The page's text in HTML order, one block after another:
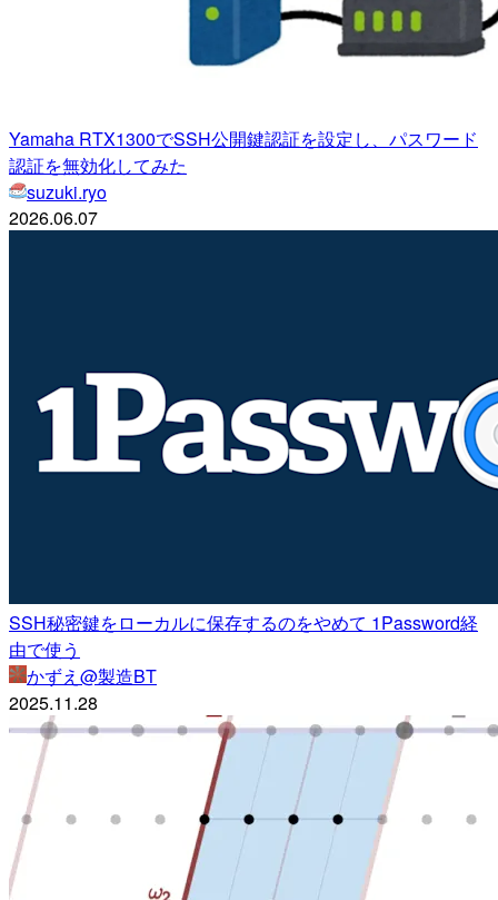
Yamaha RTX1300でSSH公開鍵認証を設定し、パスワード
認証を無効化してみた
suzuki.ryo
2026.06.07
SSH秘密鍵をローカルに保存するのをやめて 1Password経
由で使う
かずえ@製造BT
2025.11.28